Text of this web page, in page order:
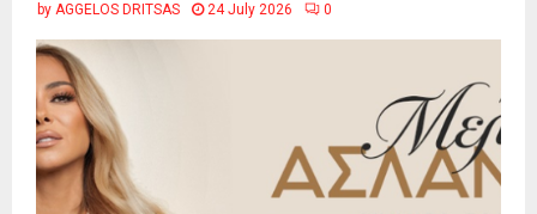
by AGGELOS DRITSAS 24 July 2026 0